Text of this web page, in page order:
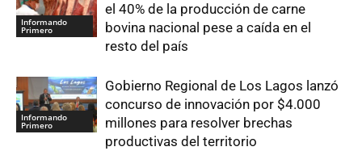
Informando
Primero
el 40% de la producción de carne
bovina nacional pese a caída en el
resto del país
Informando
Primero
Gobierno Regional de Los Lagos lanzó
concurso de innovación por $4.000
millones para resolver brechas
productivas del territorio